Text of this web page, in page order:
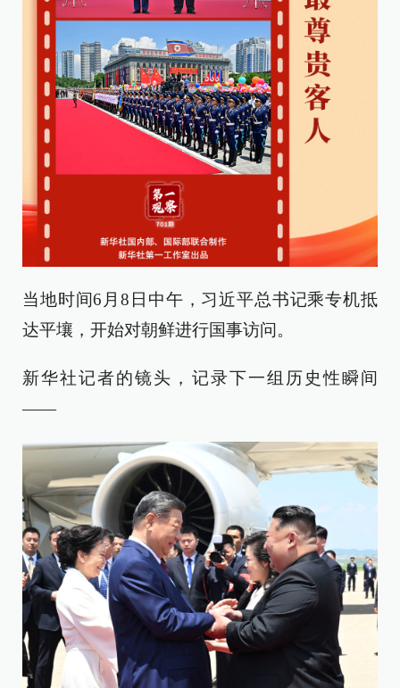
当地时间6月8日中午，习近平总书记乘专机抵
达平壤，开始对朝鲜进行国事访问。
新华社记者的镜头，记录下一组历史性瞬间
——